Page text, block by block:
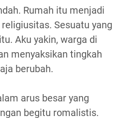
Rumah itu menjadi
Sesuatu yang
Aku yakin, warga di
menyaksikan tingkah
berubah.
arus besar yang
begitu romalistis.